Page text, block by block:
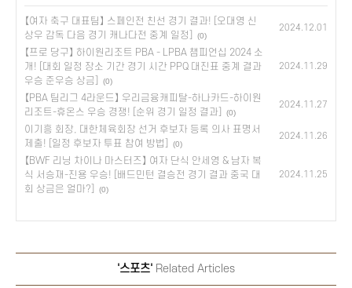
【여자 축구 대표팀】 스페인전 친선 경기 결과! [오대영 신
상우 감독 다음 경기 캐나다전 중계 일정]
(0)
2024.12.01
【프로 당구】 하이원리조트 PBA - LPBA 챔피언십 2024 소
개! [대회 일정 장소 기간 경기 시간 PPQ 대진표 중계 결과
우승 준우승 상금]
(0)
2024.11.29
【PBA 팀리그 4라운드】 우리금융캐피탈-하나카드-하이원
리조트-휴온스 우승 경쟁! [순위 경기 일정 결과]
(0)
2024.11.27
이기흥 회장, 대한체육회장 선거 후보자 등록 의사 표명서
제출! [일정 후보자 투표 참여 방법]
(0)
2024.11.26
【BWF 리닝 차이나 마스터즈】 여자 단식 안세영 & 남자 복
식 서승재-진용 우승! [배드민턴 결승전 경기 결과 중국 대
회 상금은 얼마?]
(0)
2024.11.25
'스포츠' Related Articles